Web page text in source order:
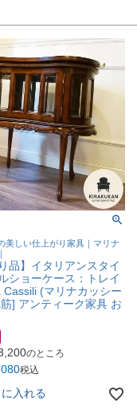
美しい仕上がり家具｜マリナ
品】イタリアンスタイ
ショーケース：トレイ
Cassili (マリナカッシー
] アンティーク家具 お
のところ
税込
入れる